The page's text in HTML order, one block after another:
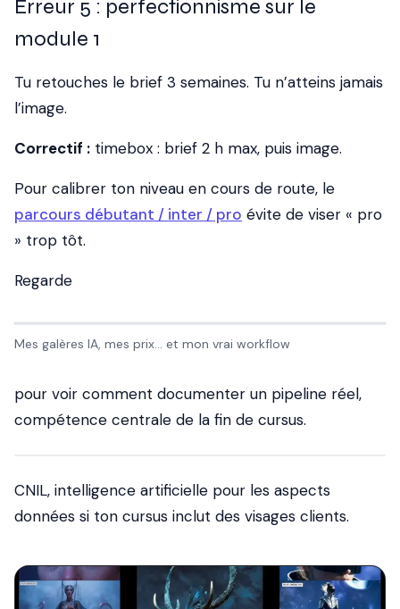
Erreur 5 : perfectionnisme sur le
module 1
Tu retouches le brief 3 semaines. Tu n’atteins jamais
l’image.
Correctif : timebox : brief 2 h max, puis image.
Pour calibrer ton niveau en cours de route, le
parcours débutant / inter / pro évite de viser « pro
» trop tôt.
Regarde
Mes galères IA, mes prix… et mon vrai workflow
pour voir comment documenter un pipeline réel,
compétence centrale de la fin de cursus.
CNIL, intelligence artificielle pour les aspects
données si ton cursus inclut des visages clients.